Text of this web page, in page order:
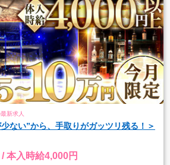
新求人
ない”から、手取りがガッツリ残る！＞
本入時給4,000円